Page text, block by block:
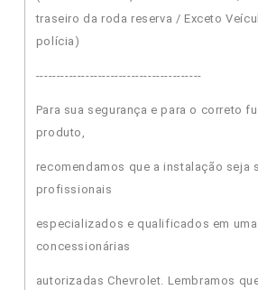
traseiro da roda reserva / Exceto
polícia)
----------------------------------------
Para sua segurança e para o correto
produto,
recomendamos que a instalação seja
profissionais
especializados e qualificados em
concessionárias
autorizadas Chevrolet. Lembramos